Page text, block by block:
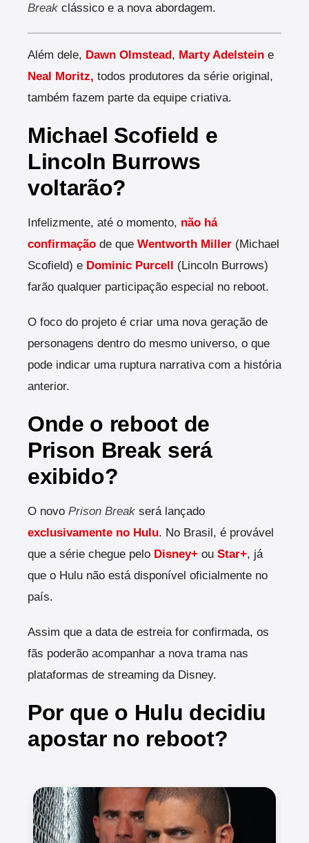
Break clássico e a nova abordagem.
Além dele, Dawn Olmstead, Marty Adelstein e
Neal Moritz, todos produtores da série original,
também fazem parte da equipe criativa.
Michael Scofield e
Lincoln Burrows
voltarão?
Infelizmente, até o momento, não há
confirmação de que Wentworth Miller (Michael
Scofield) e Dominic Purcell (Lincoln Burrows)
farão qualquer participação especial no reboot.
O foco do projeto é criar uma nova geração de
personagens dentro do mesmo universo, o que
pode indicar uma ruptura narrativa com a história
anterior.
Onde o reboot de
Prison Break será
exibido?
O novo Prison Break será lançado
exclusivamente no Hulu. No Brasil, é provável
que a série chegue pelo Disney+ ou Star+, já
que o Hulu não está disponível oficialmente no
país.
Assim que a data de estreia for confirmada, os
fãs poderão acompanhar a nova trama nas
plataformas de streaming da Disney.
Por que o Hulu decidiu
apostar no reboot?